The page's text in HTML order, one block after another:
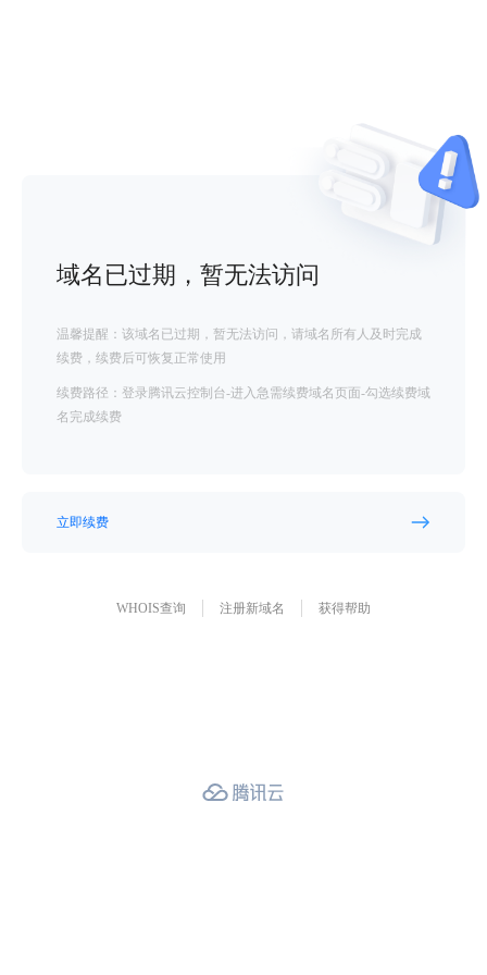
域名已过期，暂无法访问
温馨提醒：该域名已过期，暂无法访问，请域名所有人及时完成
续费，续费后可恢复正常使用
续费路径：登录腾讯云控制台-进入急需续费域名页面-勾选续费域
名完成续费
立即续费
WHOIS查询 注册新域名 获得帮助